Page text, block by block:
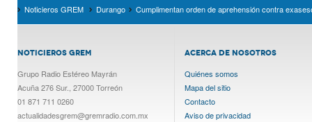
Noticieros GREM Durango Cumplimentan orden de aprehensión contra
NOTICIEROS GREM
Grupo Radio Estéreo Mayrán
Acuña 276 Sur., 27000 Torreón
01 871 711 0260
actualidadesgrem@gremradio.com.mx
ACERCA DE NOSOTROS
Quiénes somos
Mapa del sitio
Contacto
Aviso de privacidad